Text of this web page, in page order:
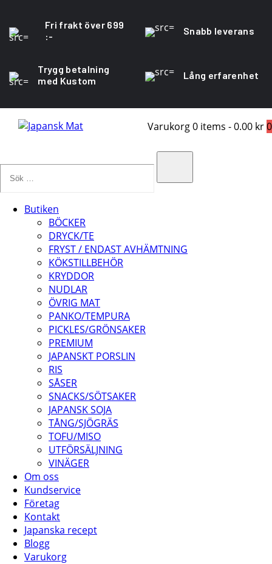
Fri frakt över 699
:-
Snabb leverans
Trygg betalning
med Kustom
Lång erfarenhet
Varukorg0 items -0.00 kr0
Butiken
BÖCKER
DRYCK/TE
FRYST / ENDAST AVHÄMTNING
KÖKSTILLBEHÖR
KRYDDOR
NUDLAR
ÖVRIG MAT
PANKO/TEMPURA
PICKLES/GRÖNSAKER
PREMIUM
JAPANSKT PORSLIN
RIS
SÅSER
SNACKS/SÖTSAKER
JAPANSK SOJA
TÅNG/SJÖGRÄS
TOFU/MISO
UTFÖRSÄLJNING
VINÄGER
Om oss
Kundservice
Företag
Kontakt
Japanska recept
Blogg
Varukorg